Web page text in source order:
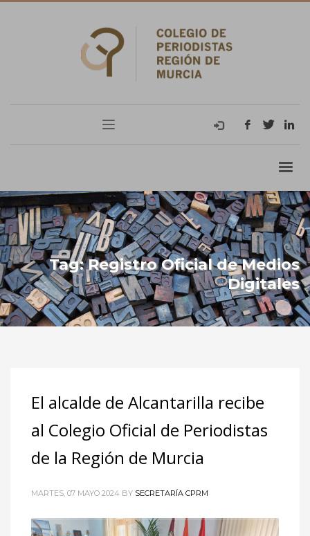
Tag: Registro Oficial de Medios
Digitales
El alcalde de Alcantarilla recibe
al Colegio Oficial de Periodistas
de la Región de Murcia
MARTES, 07 MAYO 2024 BY SECRETARÍA CPRM